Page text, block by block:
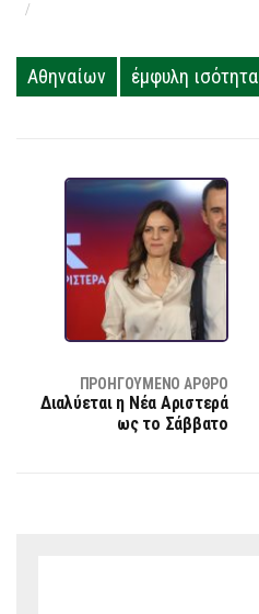
Αθηναίων έμφυλη ισότητα
ΠΡΟΗΓΟΎΜΕΝΟ ΆΡΘΡΟ
Διαλύεται η Νέα Αριστερά
ως το Σάββατο